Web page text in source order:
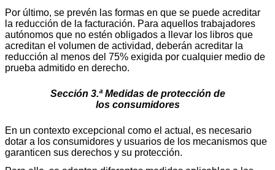
Por último, se prevén las formas en que se puede acreditar
la reducción de la facturación. Para aquellos trabajadores
autónomos que no estén obligados a llevar los libros que
acreditan el volumen de actividad, deberán acreditar la
reducción al menos del 75% exigida por cualquier medio de
prueba admitido en derecho.
Sección 3.ª Medidas de protección de
los consumidores
En un contexto excepcional como el actual, es necesario
dotar a los consumidores y usuarios de los mecanismos que
garanticen sus derechos y su protección.